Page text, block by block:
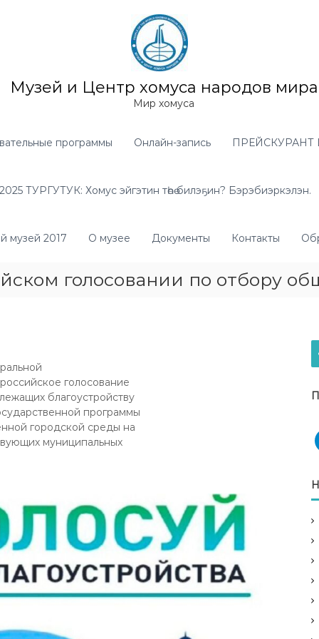
Музей и Центр хомуса народов мира
Мир хомуса
программы Онлайн-запись
ТУРГУТУК: Хомус эйгэтин төһө билэҕин? Бэрэбиэркэлэн.
музей 2017 О музее Документы Контакты
голосовании по отбору
голосование
благоустройству
программы
городской среды на
муниципальных